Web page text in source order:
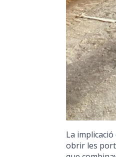
La
obrir les